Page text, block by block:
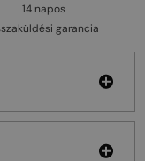
14 napos
garancia